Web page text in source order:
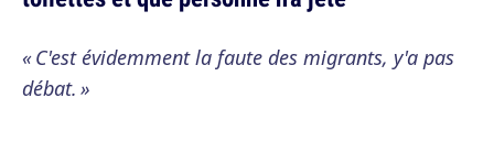
« C'est évidemment la faute des migrants, y'a pas
débat. »